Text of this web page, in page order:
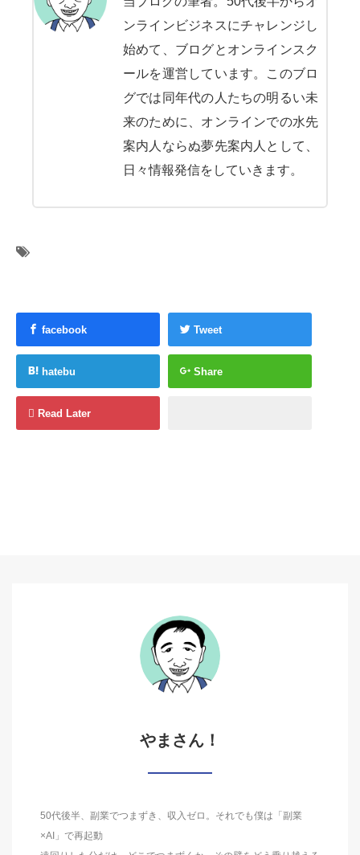
ンラインビジネスにチャレンジし
始めて、ブログとオンラインスク
ールを運営しています。このブロ
グでは同年代の人たちの明るい未
来のために、オンラインでの水先
案内人ならぬ夢先案内人として、
日々情報発信をしていきます。
facebook Tweet
hatebu Share
Read Later
やまさん！
50代後半、副業でつまずき、収入ゼロ。それでも僕は「副業
×AI」で再起動